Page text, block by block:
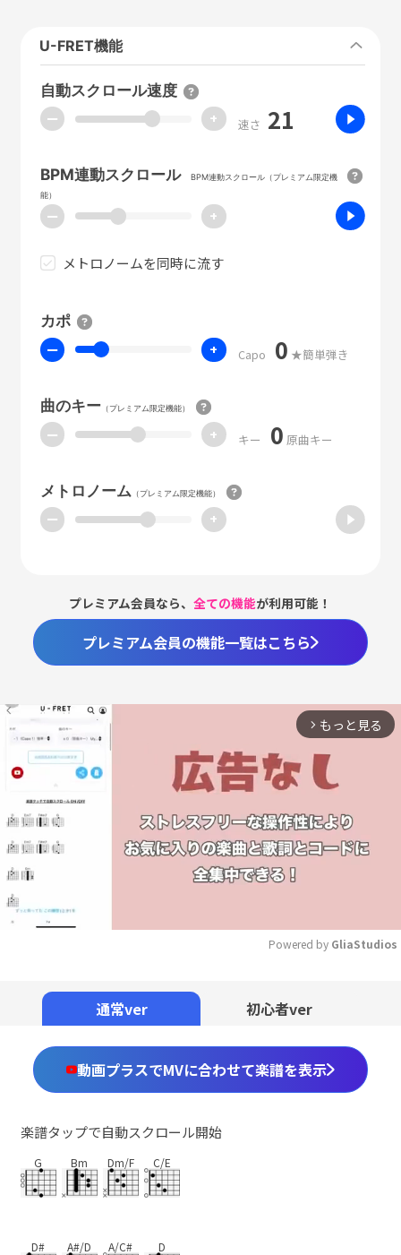
U-FRET機能
自動スクロール速度
ー + 速さ 21
BPM連動スクロール
BPM連動スクロール（プレミアム限定機
能）
ー +
メトロノームを同時に流す
カポ
ー + Capo 0 ★簡単弾き
曲のキー（プレミアム限定機能）
ー + キー 0 原曲キー
メトロノーム （プレミアム限定機能）
ー +
プレミアム会員なら、全ての機能が利用可能！
プレミアム会員の機能一覧はこちら
arrow_forward_ios もっと見る
Powered by GliaStudios
通常ver 初心者ver
動画プラスでMVに合わせて楽譜を表示
楽譜タップで自動スクロール開始
G Bm Dm/F C/E
D# A#/D A/C# D